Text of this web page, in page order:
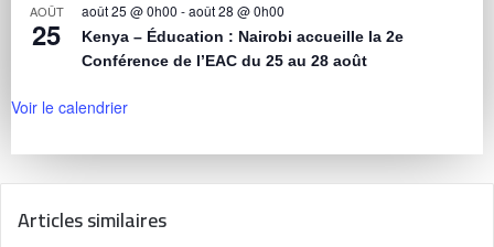
AOÛT
25
août 25 @ 0h00 -août 28 @ 0h00
Kenya – Éducation : Nairobi accueille la 2e
Conférence de l’EAC du 25 au 28 août
Voir le calendrier
Articles similaires